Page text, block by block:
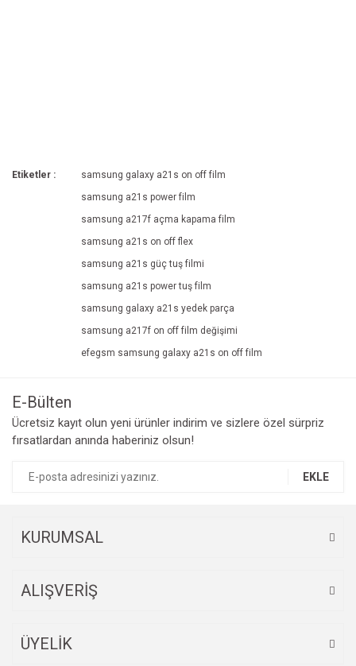
Etiketler :
samsung galaxy a21s on off film
samsung a21s power film
samsung a217f açma kapama film
samsung a21s on off flex
samsung a21s güç tuş filmi
samsung a21s power tuş film
samsung galaxy a21s yedek parça
samsung a217f on off film değişimi
efegsm samsung galaxy a21s on off film
E-Bülten
Ücretsiz kayıt olun yeni ürünler indirim ve sizlere özel sürpriz
fırsatlardan anında haberiniz olsun!
EKLE
KURUMSAL
ALIŞVERİŞ
ÜYELİK